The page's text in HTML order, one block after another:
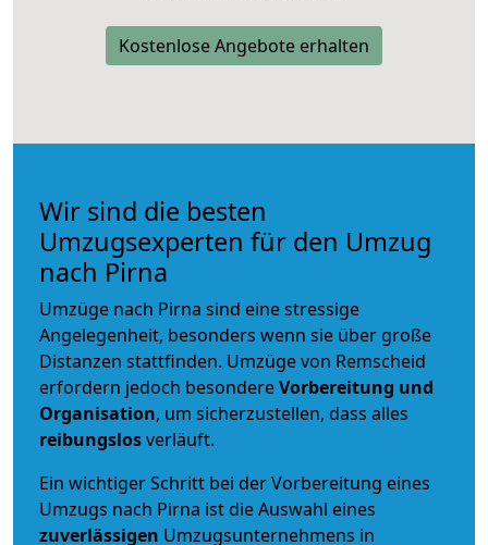
Kostenlose Angebote erhalten
Wir sind die besten
Umzugsexperten für den Umzug
nach Pirna
Umzüge nach Pirna sind eine stressige
Angelegenheit, besonders wenn sie über große
Distanzen stattfinden. Umzüge von Remscheid
erfordern jedoch besondereVorbereitung und
Organisation, um sicherzustellen, dass alles
reibungslosverläuft.
Ein wichtiger Schritt bei der Vorbereitung eines
Umzugs nach Pirna ist die Auswahl eines
zuverlässigen Umzugsunternehmens in